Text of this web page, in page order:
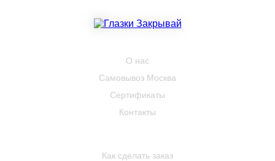
О нас
Самовывоз Москва
Сертификаты
Контакты
Как сделать заказ